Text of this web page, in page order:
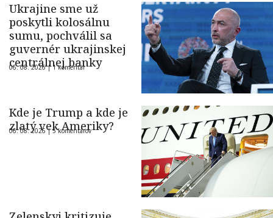
Ukrajine sme už
poskytli kolosálnu
sumu, pochválil sa
guvernér ukrajinskej
centrálnej banky
06. 08. 2026 |1 komentár
Kde je Trump a kde je
zlatý vek Ameriky?
06. 08. 2026 |5 komentárov